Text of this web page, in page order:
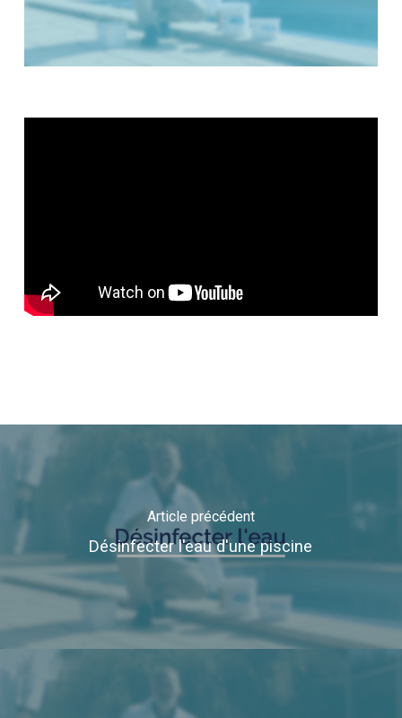
Article précédent
Désinfecter l'eau d'une piscine